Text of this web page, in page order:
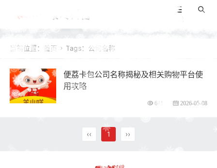
当前位置： 首页  Tags：公司名称
便荔卡包公司名称揭秘及相关购物平台使
用攻略
641 2026-05-08
‹‹ 1 ››